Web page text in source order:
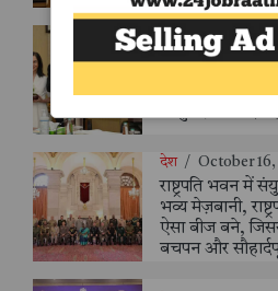
देश / October 16,
आयुर्वेद संस्थान का
देश / October 16,
राष्ट्रपति भवन में
भव्य मेज़बानी,
ऐसा बीज बने,
बचपन और